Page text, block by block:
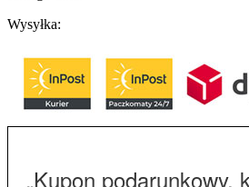
Wysyłka:
„Kupon podarunkowy,